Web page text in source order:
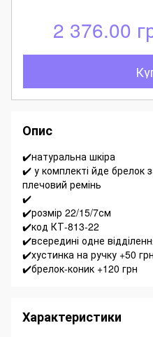
2 376.00
Опис
✔️натуральна шкіра
✔️ у комплекті йде брелок
плечовий ремінь
✔️
✔️розмір 22/15/7см
✔️код КТ-813-22
✔️всередині одне
✔️хустинка на ручку +50 грн
✔️брелок-коник +120 грн
Характеристики